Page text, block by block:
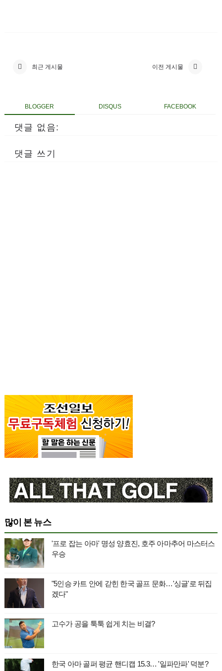
최근 게시물 이전 게시물
BLOGGER DISQUS FACEBOOK
댓글 없음:
댓글 쓰기
많이 본 뉴스
'프로 잡는 아마' 명성 양효진, 호주 아마추어 마스터스
우승
"5인승 카트 안에 갇힌 한국 골프 문화…'싱글'로 뒤집
겠다"
고수가 공을 툭툭 쉽게 치는 비결?
한국 아마 골퍼 평균 핸디캡 15.3… '일파만파' 덕분?